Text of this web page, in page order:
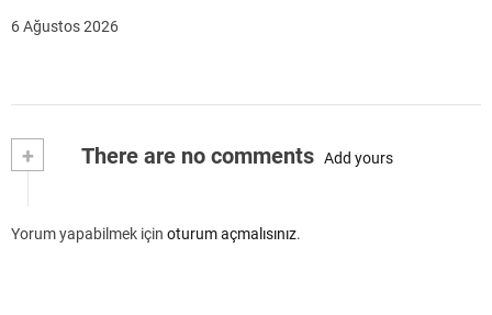
6 Ağustos 2026
+ There are no comments Add yours
Yorum yapabilmek için oturum açmalısınız.